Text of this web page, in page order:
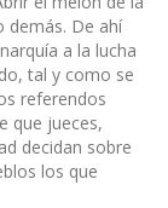
demás. De ahí
a la lucha
tal y como se
referendos
que jueces,
decidan sobre
los que